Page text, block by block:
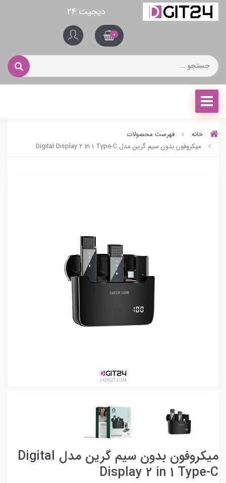
دیجیت ۲۴
0
خانه
فهرست محصولات
ميکروفون بدون سيم گرين مدل Digital Display 2 in 1 Type-C
ميکروفون بدون سيم گرين مدل Digital
Display 2 in 1 Type-C